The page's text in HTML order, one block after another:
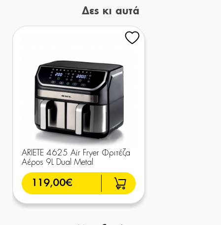
Δες κι αυτά
ARIETE 4625 Air Fryer Φριτέζα
Αέρος 9L Dual Metal
119,00€